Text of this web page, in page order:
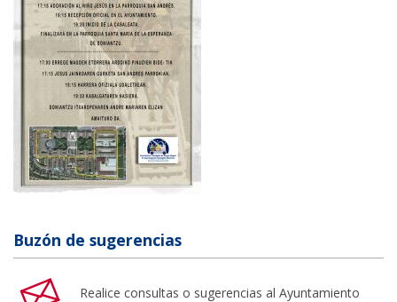
Buzón de sugerencias
Realice consultas o sugerencias al Ayuntamiento